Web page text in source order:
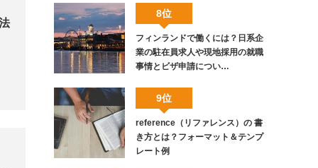
8位
フィンランドで働くには？日系企
業の駐在員求人や現地採用の就職
事情とビザ申請につい…
9位
reference（リファレンス）の 書
き方とは？フォーマット＆テンプ
レート例